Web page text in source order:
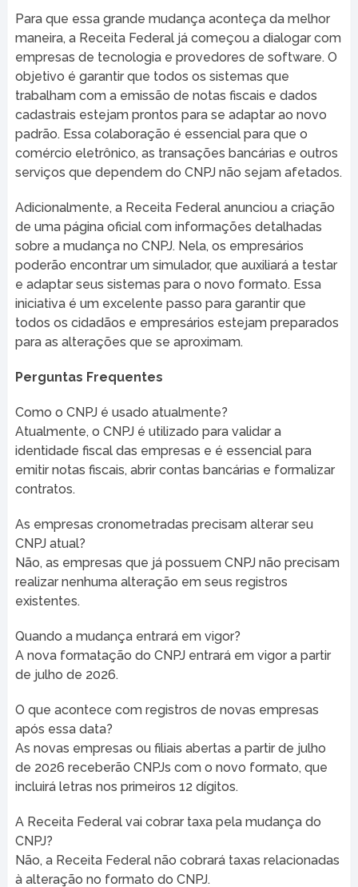
Para que essa grande mudança aconteça da melhor
maneira, a Receita Federal já começou a dialogar com
empresas de tecnologia e provedores de software. O
objetivo é garantir que todos os sistemas que
trabalham com a emissão de notas fiscais e dados
cadastrais estejam prontos para se adaptar ao novo
padrão. Essa colaboração é essencial para que o
comércio eletrônico, as transações bancárias e outros
serviços que dependem do CNPJ não sejam afetados.
Adicionalmente, a Receita Federal anunciou a criação
de uma página oficial com informações detalhadas
sobre a mudança no CNPJ. Nela, os empresários
poderão encontrar um simulador, que auxiliará a testar
e adaptar seus sistemas para o novo formato. Essa
iniciativa é um excelente passo para garantir que
todos os cidadãos e empresários estejam preparados
para as alterações que se aproximam.
Perguntas Frequentes
Como o CNPJ é usado atualmente?
Atualmente, o CNPJ é utilizado para validar a
identidade fiscal das empresas e é essencial para
emitir notas fiscais, abrir contas bancárias e formalizar
contratos.
As empresas cronometradas precisam alterar seu
CNPJ atual?
Não, as empresas que já possuem CNPJ não precisam
realizar nenhuma alteração em seus registros
existentes.
Quando a mudança entrará em vigor?
A nova formatação do CNPJ entrará em vigor a partir
de julho de 2026.
O que acontece com registros de novas empresas
após essa data?
As novas empresas ou filiais abertas a partir de julho
de 2026 receberão CNPJs com o novo formato, que
incluirá letras nos primeiros 12 dígitos.
A Receita Federal vai cobrar taxa pela mudança do
CNPJ?
Não, a Receita Federal não cobrará taxas relacionadas
à alteração no formato do CNPJ.